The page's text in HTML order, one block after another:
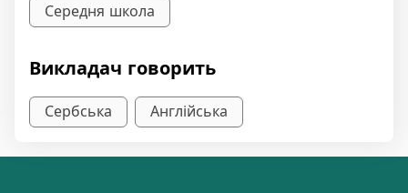
Середня школа
Викладач говорить
Сербська Англійська